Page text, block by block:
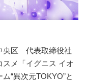
央区 代表取締役社
メ「イグニス イオ
“異次元TOKYO”と